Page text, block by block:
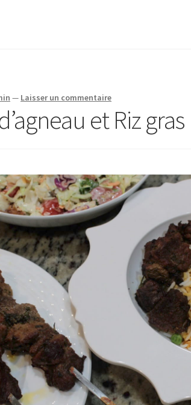
— Laisser un commentaire
et Riz gras